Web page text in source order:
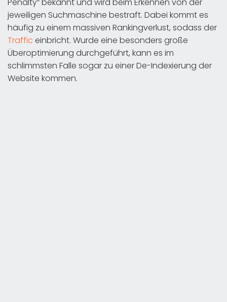
jeweiligen Suchmaschine bestraft. Dabei kommt es
häufig zu einem massiven Rankingverlust, sodass der
Traffic einbricht. Wurde eine besonders große
Überoptimierung durchgeführt, kann es im
schlimmsten Falle sogar zu einer De-Indexierung der
Website kommen.